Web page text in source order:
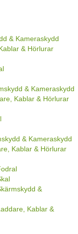
& Kameraskydd
& Hörlurar
& Kameraskydd
Kablar & Hörlurar
& Kameraskydd
Kablar & Hörlurar
&
Kablar &